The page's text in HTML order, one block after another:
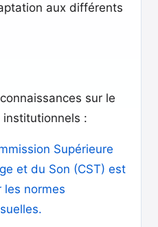
aux différents
sur le
:
Supérieure
et du Son (CST) est
les normes